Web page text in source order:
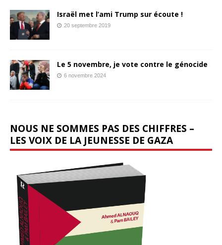
Israël met l’ami Trump sur écoute !
20 septembre 2019
Le 5 novembre, je vote contre le génocide
6 novembre 2024
NOUS NE SOMMES PAS DES CHIFFRES –
LES VOIX DE LA JEUNESSE DE GAZA